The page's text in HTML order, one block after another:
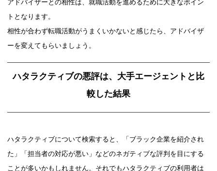
アドバイザーとの相性は、就職活動を進めるために大きなポイン
トとなります。
相性が合わず転職活動がうまくいかないと感じたら、アドバイザ
ーを変えてもらいましょう。
ハタラクティブの悪評は、大手エージェントと比
較した結果
ハタラクティブについて検索すると、「ブラック企業を紹介され
た」「担当者の対応が悪い」などのネガティブな評判を目にする
ことが多いかもしれません。それでもハタラクティブの利用者は